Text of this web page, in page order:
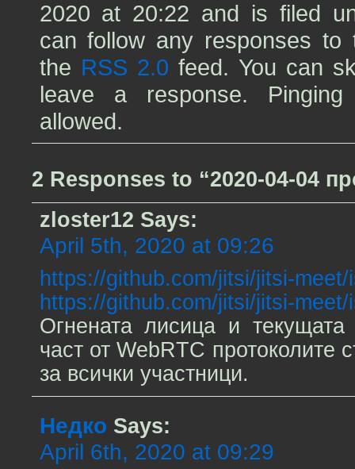
2020 at 20:22 and is filed
can follow any responses to
the RSS 2.0 feed. You can
leave a response.
allowed.
2 Responses to “2020-04-04
zloster12 Says:
April 5th, 2020 at 09:26
https://github.com/jitsi/jitsi-
https://github.com/jitsi/jitsi-
Огнената лисица и
част от WebRTC протоколите
за всички участници.
Недко Says:
April 6th, 2020 at 09:29